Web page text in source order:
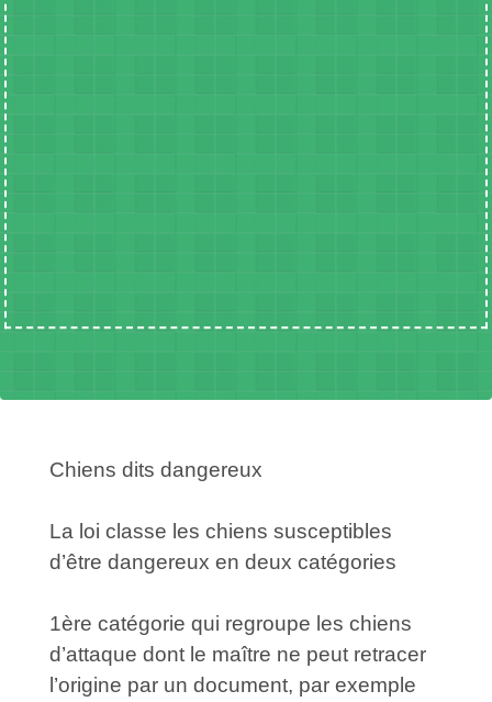
Chiens dits dangereux
La loi classe les chiens susceptibles
d’être dangereux en deux catégories
1ère catégorie qui regroupe les chiens
d’attaque dont le maître ne peut retracer
l’origine par un document, par exemple